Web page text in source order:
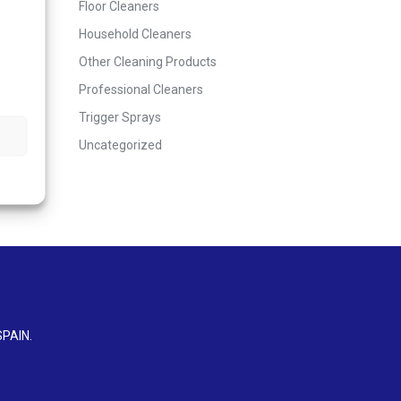
Floor Cleaners
Household Cleaners
Other Cleaning Products
Professional Cleaners
Trigger Sprays
Uncategorized